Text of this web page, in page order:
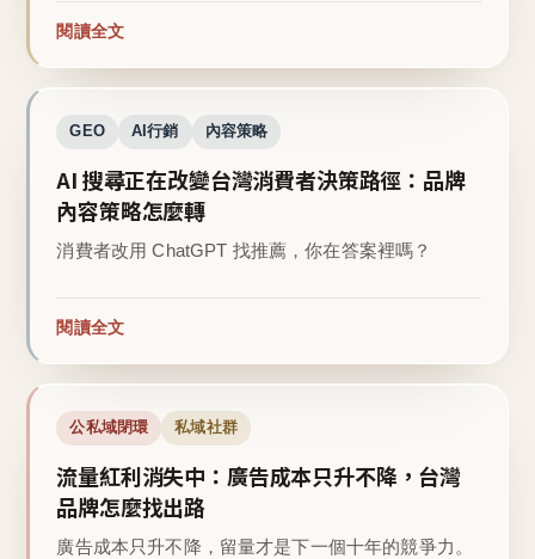
閱讀全文
GEO AI行銷 內容策略
AI 搜尋正在改變台灣消費者決策路徑：品牌
內容策略怎麼轉
消費者改用 ChatGPT 找推薦，你在答案裡嗎？
閱讀全文
公私域閉環 私域社群
流量紅利消失中：廣告成本只升不降，台灣
品牌怎麼找出路
廣告成本只升不降，留量才是下一個十年的競爭力。